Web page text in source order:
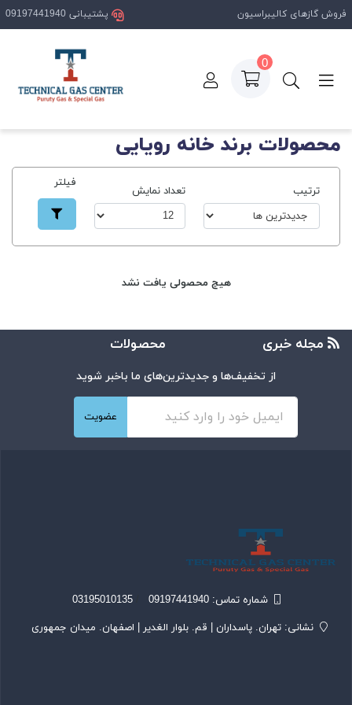
محصولات برند خانه رویایی
ترتیب تعداد نمایش
فیلتر
هیچ محصولی یافت نشد
مجله خبری محصولات
از تخفیف‌ها و جدیدترین‌های ما باخبر شوید
عضویت
شماره تماس‌: 09197441940 /
03195010135
نشانی: تهران. پاسداران | قم. بلوار الغدیر | اصفهان. میدان جمهوری
فروش گازهای کالیبراسیون پشتیبانی 09197441940
0